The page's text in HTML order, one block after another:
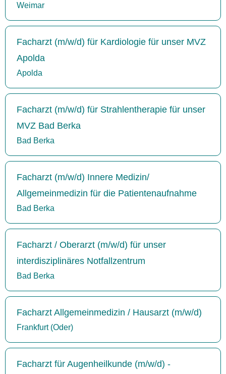
Weimar
Facharzt (m/w/d) für Kardiologie für unser MVZ
Apolda
Apolda
Facharzt (m/w/d) für Strahlentherapie für unser
MVZ Bad Berka
Bad Berka
Facharzt (m/w/d) Innere Medizin/
Allgemeinmedizin für die Patientenaufnahme
Bad Berka
Facharzt / Oberarzt (m/w/d) für unser
interdisziplinäres Notfallzentrum
Bad Berka
Facharzt Allgemeinmedizin / Hausarzt (m/w/d)
Frankfurt (Oder)
Facharzt für Augenheilkunde (m/w/d) -